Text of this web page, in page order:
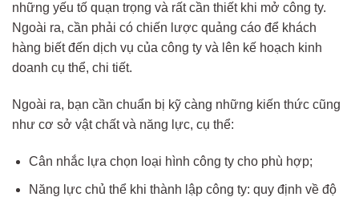
những yếu tố quạn trọng và rất cần thiết khi mở công ty.
Ngoài ra, cần phải có chiến lược quảng cáo để khách
hàng biết đến dịch vụ của công ty và lên kế hoạch kinh
doanh cụ thể, chi tiết.
Ngoài ra, bạn cần chuẩn bị kỹ càng những kiến thức cũng
như cơ sở vật chất và năng lực, cụ thể:
Cân nhắc lựa chọn loại hình công ty cho phù hợp;
Năng lực chủ thể khi thành lập công ty: quy định về độ